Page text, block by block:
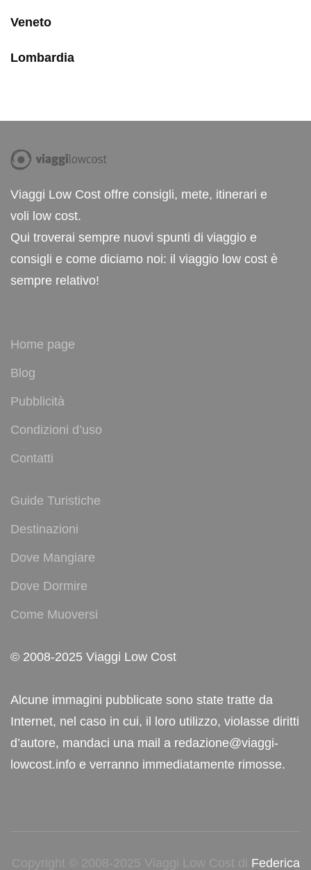
Veneto
Lombardia
Viaggi Low Cost offre consigli, mete, itinerari e
voli low cost.
Qui troverai sempre nuovi spunti di viaggio e
consigli e come diciamo noi: il viaggio low cost è
sempre relativo!
Home page
Blog
Pubblicità
Condizioni d’uso
Contatti
Guide Turistiche
Destinazioni
Dove Mangiare
Dove Dormire
Come Muoversi
© 2008-2025 Viaggi Low Cost
Alcune immagini pubblicate sono state tratte da
Internet, nel caso in cui, il loro utilizzo, violasse diritti
d’autore, mandaci una mail a redazione@viaggi-
lowcost.info e verranno immediatamente rimosse.
Copyright © 2008-2025 Viaggi Low Cost di Federica